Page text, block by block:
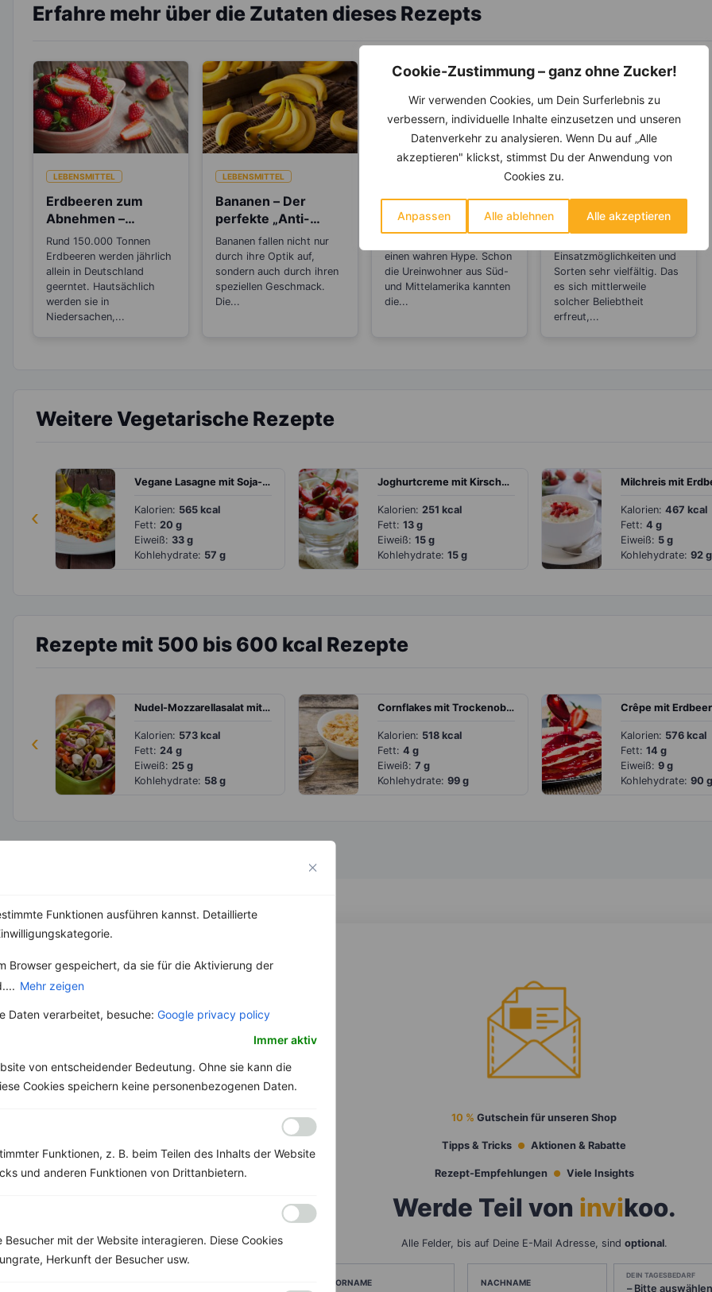
Cookie-Zustimmung – ganz ohne Zucker!
Wir verwenden Cookies, um Dein Surferlebnis zu
verbessern, individuelle Inhalte einzusetzen und unseren
Datenverkehr zu analysieren. Wenn Du auf „Alle
akzeptieren" klickst, stimmst Du der Anwendung von
Cookies zu.
Anpassen Alle ablehnen Alle akzeptieren
Funktionen ausführen kannst. Detaillierte
Browser gespeichert, da sie für die Aktivierung der
Mehr zeigen
Daten verarbeitet, besuche: Google privacy policy
Immer aktiv
von entscheidender Bedeutung. Ohne sie kann die
Cookies speichern keine personenbezogenen Daten.
Funktionen, z. B. beim Teilen des Inhalts der Website
und anderen Funktionen von Drittanbietern.
mit der Website interagieren. Diese Cookies
Herkunft der Besucher usw.
Erfahre mehr über die Zutaten dieses Rezepts
LEBENSMITTEL
Erdbeeren zum
Abnehmen –
Wusstest du, das
sie botanisch
gesehen Nüsse
sind?
Rund 150.000 Tonnen
Erdbeeren werden jährlich
allein in Deutschland
geerntet. Hautsächlich
werden sie in
Niedersachen,...
LEBENSMITTEL
Bananen – Der
perfekte „Anti-
Stress“-Snack
Bananen fallen nicht nur
durch ihre Optik auf,
sondern auch durch ihren
speziellen Geschmack.
Die...
Gesund Abnehmen
mit dem Superfood
Chiasamen
einen wahren Hype. Schon
die Ureinwohner aus Süd-
und Mittelamerika kannten
die...
Die versteckten
Vorteile des
Nussmus
Einsatzmöglichkeiten und
Sorten sehr vielfältig. Das
es sich mittlerweile
solcher Beliebtheit
erfreut,...
Weitere Vegetarische Rezepte
‹
Vegane Lasagne mit Soja-Hackfleisch und Gemüse
Kalorien: 565 kcal
Fett: 20 g
Eiweiß: 33 g
Kohlehydrate: 57 g
Joghurtcreme mit Kirschen und Erdbeeren
Kalorien: 251 kcal
Fett: 13 g
Eiweiß: 15 g
Kohlehydrate: 15 g
Kalorien: 467 kcal
Fett: 4 g
Eiweiß: 5 g
Kohlehydrate: 92 g
Rezepte mit 500 bis 600 kcal Rezepte
‹
Nudel-Mozzarellasalat mit Tomaten und Oliven
Kalorien: 573 kcal
Fett: 24 g
Eiweiß: 25 g
Kohlehydrate: 58 g
Cornflakes mit Trockenobst und Bananenmilch
Kalorien: 518 kcal
Fett: 4 g
Eiweiß: 7 g
Kohlehydrate: 99 g
Crêpe mit
Kalorien: 576 kcal
Fett: 14 g
Eiweiß: 9 g
Kohlehydrate: 90 g
10 % Gutschein für unseren Shop
Tipps & Tricks Aktionen & Rabatte
Rezept-Empfehlungen Viele Insights
Werde Teil von invikoo.
Alle Felder, bis auf Deine E-Mail Adresse, sind optional.
VORNAME NACHNAME
DEIN TAGESBEDARF